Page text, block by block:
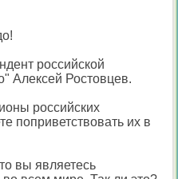
российской
Алексей Ростовцев.
российских
поприветствовать их в
вы являетесь